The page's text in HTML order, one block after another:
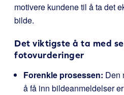
motivere kundene til å ta det
bilde.
Det viktigste å ta med
fotovurderinger
Forenkle prosessen: Den
å få inn bildeanmeldelser